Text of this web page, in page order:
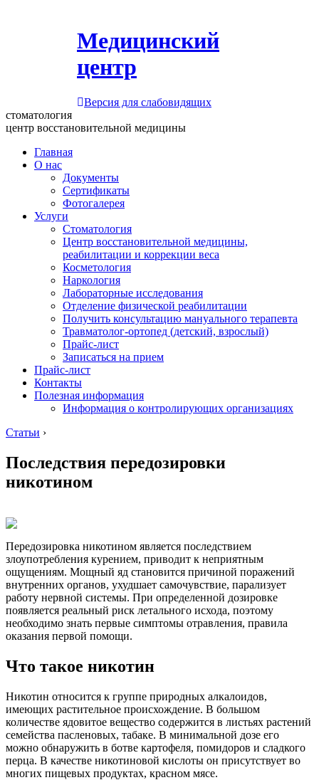
Медицинский
центр
Версия для слабовидящих
стоматология
центр восстановительной медицины
Главная
О нас
Документы
Сертификаты
Фотогалерея
Услуги
Стоматология
Центр восстановительной медицины,
реабилитации и коррекции веса
Косметология
Наркология
Лабораторные исследования
Отделение физической реабилитации
Получить консультацию мануального терапевта
Травматолог-ортопед (детский, взрослый)
Прайс-лист
Записаться на прием
Прайс-лист
Контакты
Полезная информация
Информация о контролирующих организациях
Статьи ›
Последствия передозировки
никотином
Передозировка никотином является последствием
злоупотребления курением, приводит к неприятным
ощущениям. Мощный яд становится причиной поражений
внутренних органов, ухудшает самочувствие, парализует
работу нервной системы. При определенной дозировке
появляется реальный риск летального исхода, поэтому
необходимо знать первые симптомы отравления, правила
оказания первой помощи.
Что такое никотин
Никотин относится к группе природных алкалоидов,
имеющих растительное происхождение. В большом
количестве ядовитое вещество содержится в листьях растений
семейства пасленовых, табаке. В минимальной дозе его
можно обнаружить в ботве картофеля, помидоров и сладкого
перца. В качестве никотиновой кислоты он присутствует во
многих пищевых продуктах, красном мясе.